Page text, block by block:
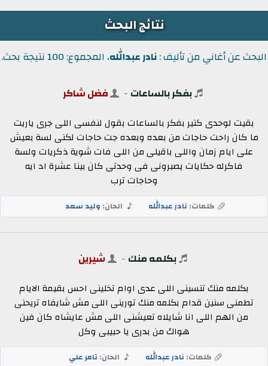
نتائج البحث
البحث عن أغاني من تأليف :نادر عبدالله، المجموع: 100 نتيجة بحث.
بفكر بالساعات - فضل شاكر
بقيت لوحدى كتير بفكر بالساعات بقول لنفسى اللى جرى ياريت
ما كان راحت حاجات من بعده وبعده جت حاجات لكنى لسة بعيش
على ايام زمان واللى باقيلى من اللى فات شوية ذكريات ولسة
فاكرله حكايات يصبرونى فى وحدتى كان بينا عشرة اد ايه
وحاجات ترب
كلمات: نادر عبدالله الحان: وليد سعد
بكلمه منك - شيرين
بكلمه منك تنسينى اللى عدى اوام تخلينى احس بقيمة الايام
تطمنى سنين قدام بكلمه منك تورينى اللى مش شايفاه تريحنى
من الهم اللى انا شايلاه تعيشنى اللى مش عايشاه كان فين
هواك من بدرى يا حبيبى وكل
كلمات: نادر عبدالله الحان:تامر علي